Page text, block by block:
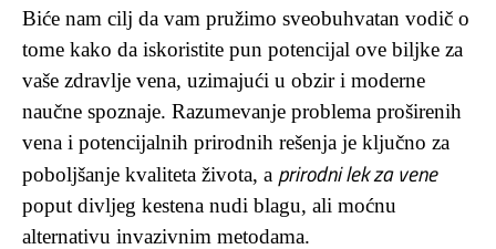
Biće nam cilj da vam pružimo sveobuhvatan vodič o
tome kako da iskoristite pun potencijal ove biljke za
vaše zdravlje vena, uzimajući u obzir i moderne
naučne spoznaje. Razumevanje problema proširenih
vena i potencijalnih prirodnih rešenja je ključno za
poboljšanje kvaliteta života, a prirodni lek za vene
poput divljeg kestena nudi blagu, ali moćnu
alternativu invazivnim metodama.